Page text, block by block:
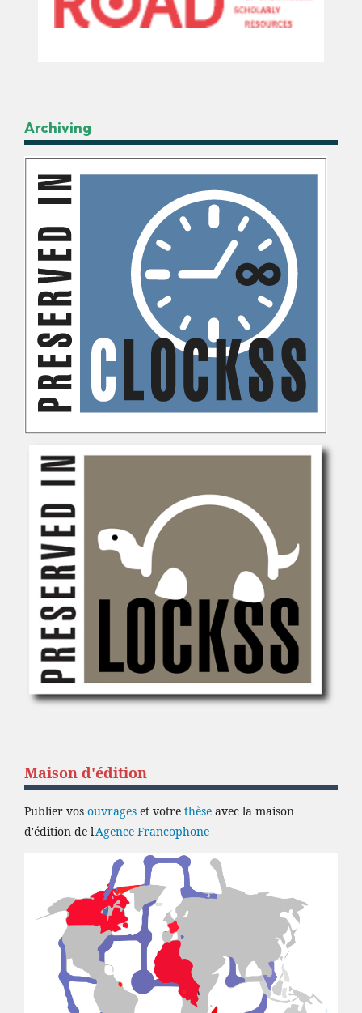
Archiving
Maison d'édition
Publier vos ouvrages et votre thèse avec la maison
d'édition de l'Agence Francophone